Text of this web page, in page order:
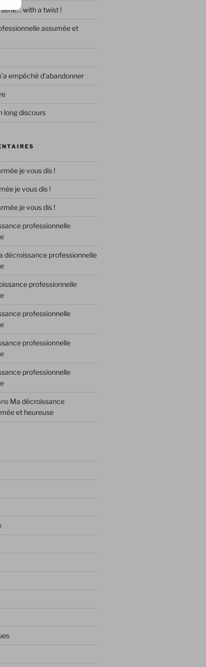
with a twist !
assumée et
empêché d’abandonner
long discours
je vous dis !
je vous dis !
je vous dis !
professionnelle
décroissance professionnelle
professionnelle
professionnelle
professionnelle
professionnelle
Ma décroissance
et heureuse